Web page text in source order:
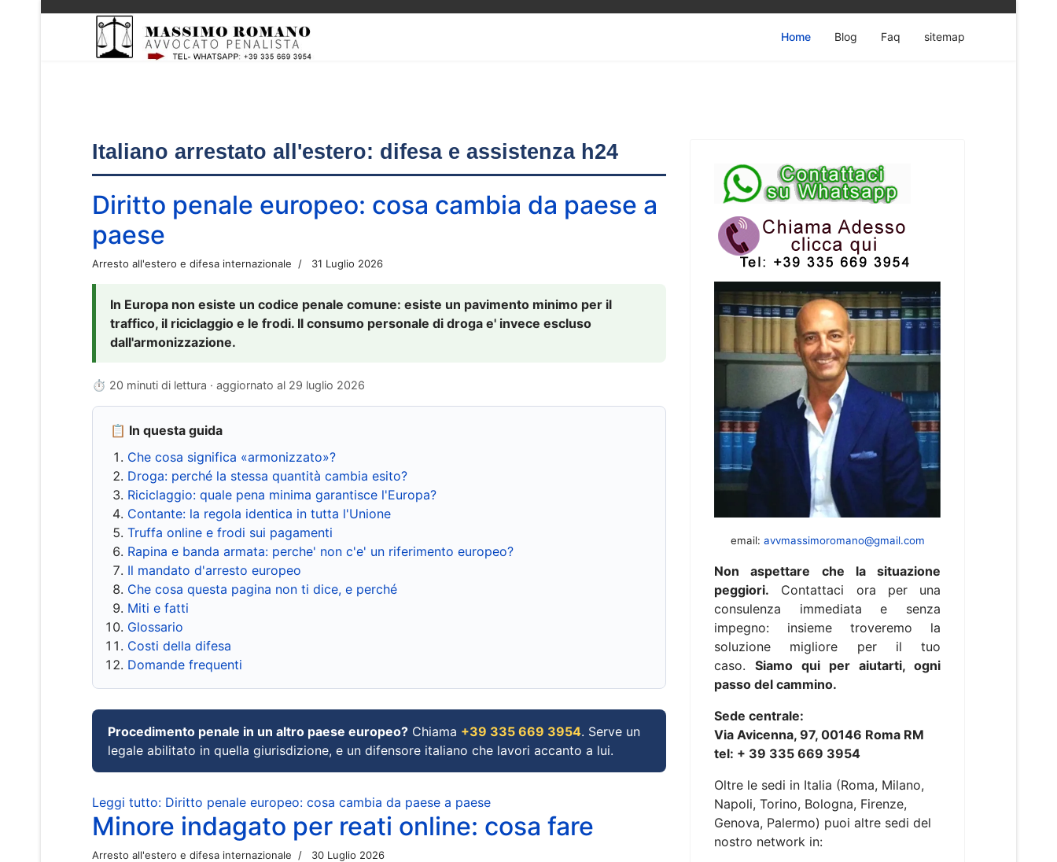
Home Blog Faq sitemap
Italiano arrestato all'estero: difesa e assistenza h24
Diritto penale europeo: cosa cambia da paese a
paese
Arresto all'estero e difesa internazionale 31 Luglio 2026
In Europa non esiste un codice penale comune: esiste un pavimento minimo per il
traffico, il riciclaggio e le frodi. Il consumo personale di droga e' invece escluso
dall'armonizzazione.
⏱ 20 minuti di lettura · aggiornato al 29 luglio 2026
📋 In questa guida
Che cosa significa «armonizzato»?
Droga: perché la stessa quantità cambia esito?
Riciclaggio: quale pena minima garantisce l'Europa?
Contante: la regola identica in tutta l'Unione
Truffa online e frodi sui pagamenti
Rapina e banda armata: perche' non c'e' un riferimento europeo?
Il mandato d'arresto europeo
Che cosa questa pagina non ti dice, e perché
Miti e fatti
Glossario
Costi della difesa
Domande frequenti
Procedimento penale in un altro paese europeo? Chiama +39 335 669 3954. Serve un
legale abilitato in quella giurisdizione, e un difensore italiano che lavori accanto a lui.
Leggi tutto: Diritto penale europeo: cosa cambia da paese a paese
Minore indagato per reati online: cosa fare
Arresto all'estero e difesa internazionale 30 Luglio 2026
email: avvmassimoromano@gmail.com
Non aspettare che la situazione
peggiori. Contattaci ora per una
consulenza immediata e senza
impegno: insieme troveremo la
soluzione migliore per il tuo
caso. Siamo qui per aiutarti, ogni
passo del cammino.
Sede centrale:
Via Avicenna, 97, 00146 Roma RM
tel: + 39 335 669 3954
Oltre le sedi in Italia (Roma, Milano,
Napoli, Torino, Bologna, Firenze,
Genova, Palermo) puoi altre sedi del
nostro network in: